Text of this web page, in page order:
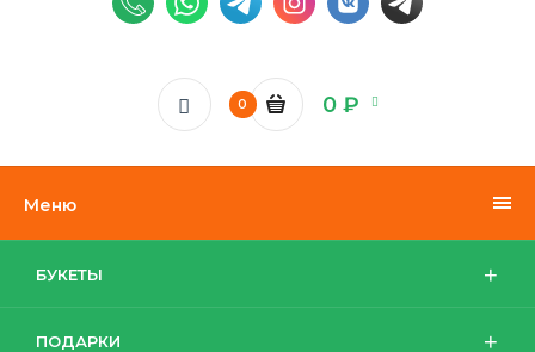
0 0 ₽
Меню
БУКЕТЫ
ПОДАРКИ